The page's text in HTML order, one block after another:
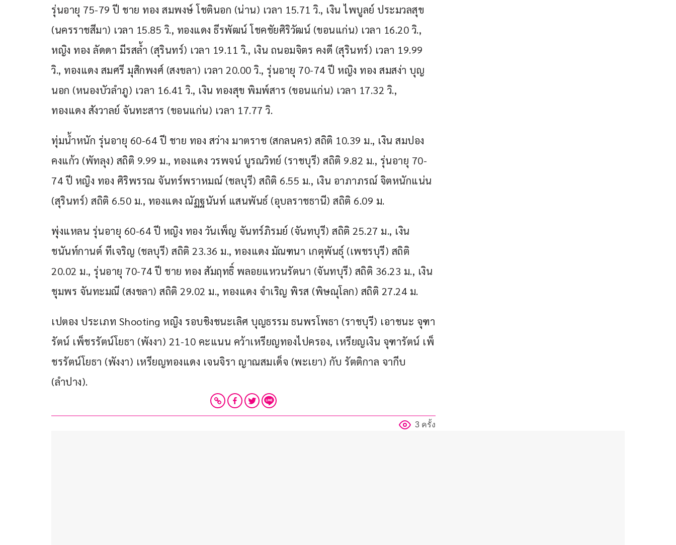
รุ่นอายุ 75-79 ปี ชาย ทอง สมพงษ์ โชตินอก (น่าน) เวลา 15.71 วิ., เงิน ไพบูลย์ ประมวลสุข
(นครราชสีมา) เวลา 15.85 วิ., ทองแดง ธีรพัฒน์ โชคชัยศิริวัฒน์ (ขอนแก่น) เวลา 16.20 วิ.,
หญิง ทอง ลัดดา มีรสล้ำ (สุรินทร์) เวลา 19.11 วิ., เงิน ถนอมจิตร คงดี (สุรินทร์) เวลา 19.99
วิ., ทองแดง สมศรี มุสิกพงศ์ (สงขลา) เวลา 20.00 วิ., รุ่นอายุ 70-74 ปี หญิง ทอง สมสง่า บุญ
นอก (หนองบัวลำภู) เวลา 16.41 วิ., เงิน ทองสุข พิมพ์สาร (ขอนแก่น) เวลา 17.32 วิ.,
ทองแดง สังวาลย์ จันทะสาร (ขอนแก่น) เวลา 17.77 วิ.
ทุ่มน้ำหนัก รุ่นอายุ 60-64 ปี ชาย ทอง สว่าง มาตราช (สกลนคร) สถิติ 10.39 ม., เงิน สมปอง
คงแก้ว (พัทลุง) สถิติ 9.99 ม., ทองแดง วรพจน์ บูรณวิทย์ (ราชบุรี) สถิติ 9.82 ม., รุ่นอายุ 70-
74 ปี หญิง ทอง ศิริพรรณ จันทร์พราหมณ์ (ชลบุรี) สถิติ 6.55 ม., เงิน อาภาภรณ์ จิตหนักแน่น
(สุรินทร์) สถิติ 6.50 ม., ทองแดง ณัฏฐนันท์ แสนพันธ์ (อุบลราชธานี) สถิติ 6.09 ม.
พุ่งแหลน รุ่นอายุ 60-64 ปี หญิง ทอง วันเพ็ญ จันทร์ภิรมย์ (จันทบุรี) สถิติ 25.27 ม., เงิน
ชนันท์กานต์ ทีเจริญ (ชลบุรี) สถิติ 23.36 ม., ทองแดง มัณฑนา เกตุพันธุ์ (เพชรบุรี) สถิติ
20.02 ม., รุ่นอายุ 70-74 ปี ชาย ทอง สัมฤทธิ์ พลอยแหวนรัตนา (จันทบุรี) สถิติ 36.23 ม., เงิน
ชุมพร จันทะมณี (สงขลา) สถิติ 29.02 ม., ทองแดง จำเริญ พิรส (พิษณุโลก) สถิติ 27.24 ม.
เปตอง ประเภท Shooting หญิง รอบชิงชนะเลิศ บุญธรรม ธนพรโพธา (ราชบุรี) เอาชนะ จุฑา
รัตน์ เพ็ชรรัตน์โยธา (พังงา) 21-10 คะแนน คว้าเหรียญทองไปครอง, เหรียญเงิน จุฑารัตน์ เพ็
ชรรัตน์โยธา (พังงา) เหรียญทองแดง เจนจิรา ญาณสมเด็จ (พะเยา) กับ รัตติกาล จากีบ
(ลำปาง).
3 ครั้ง